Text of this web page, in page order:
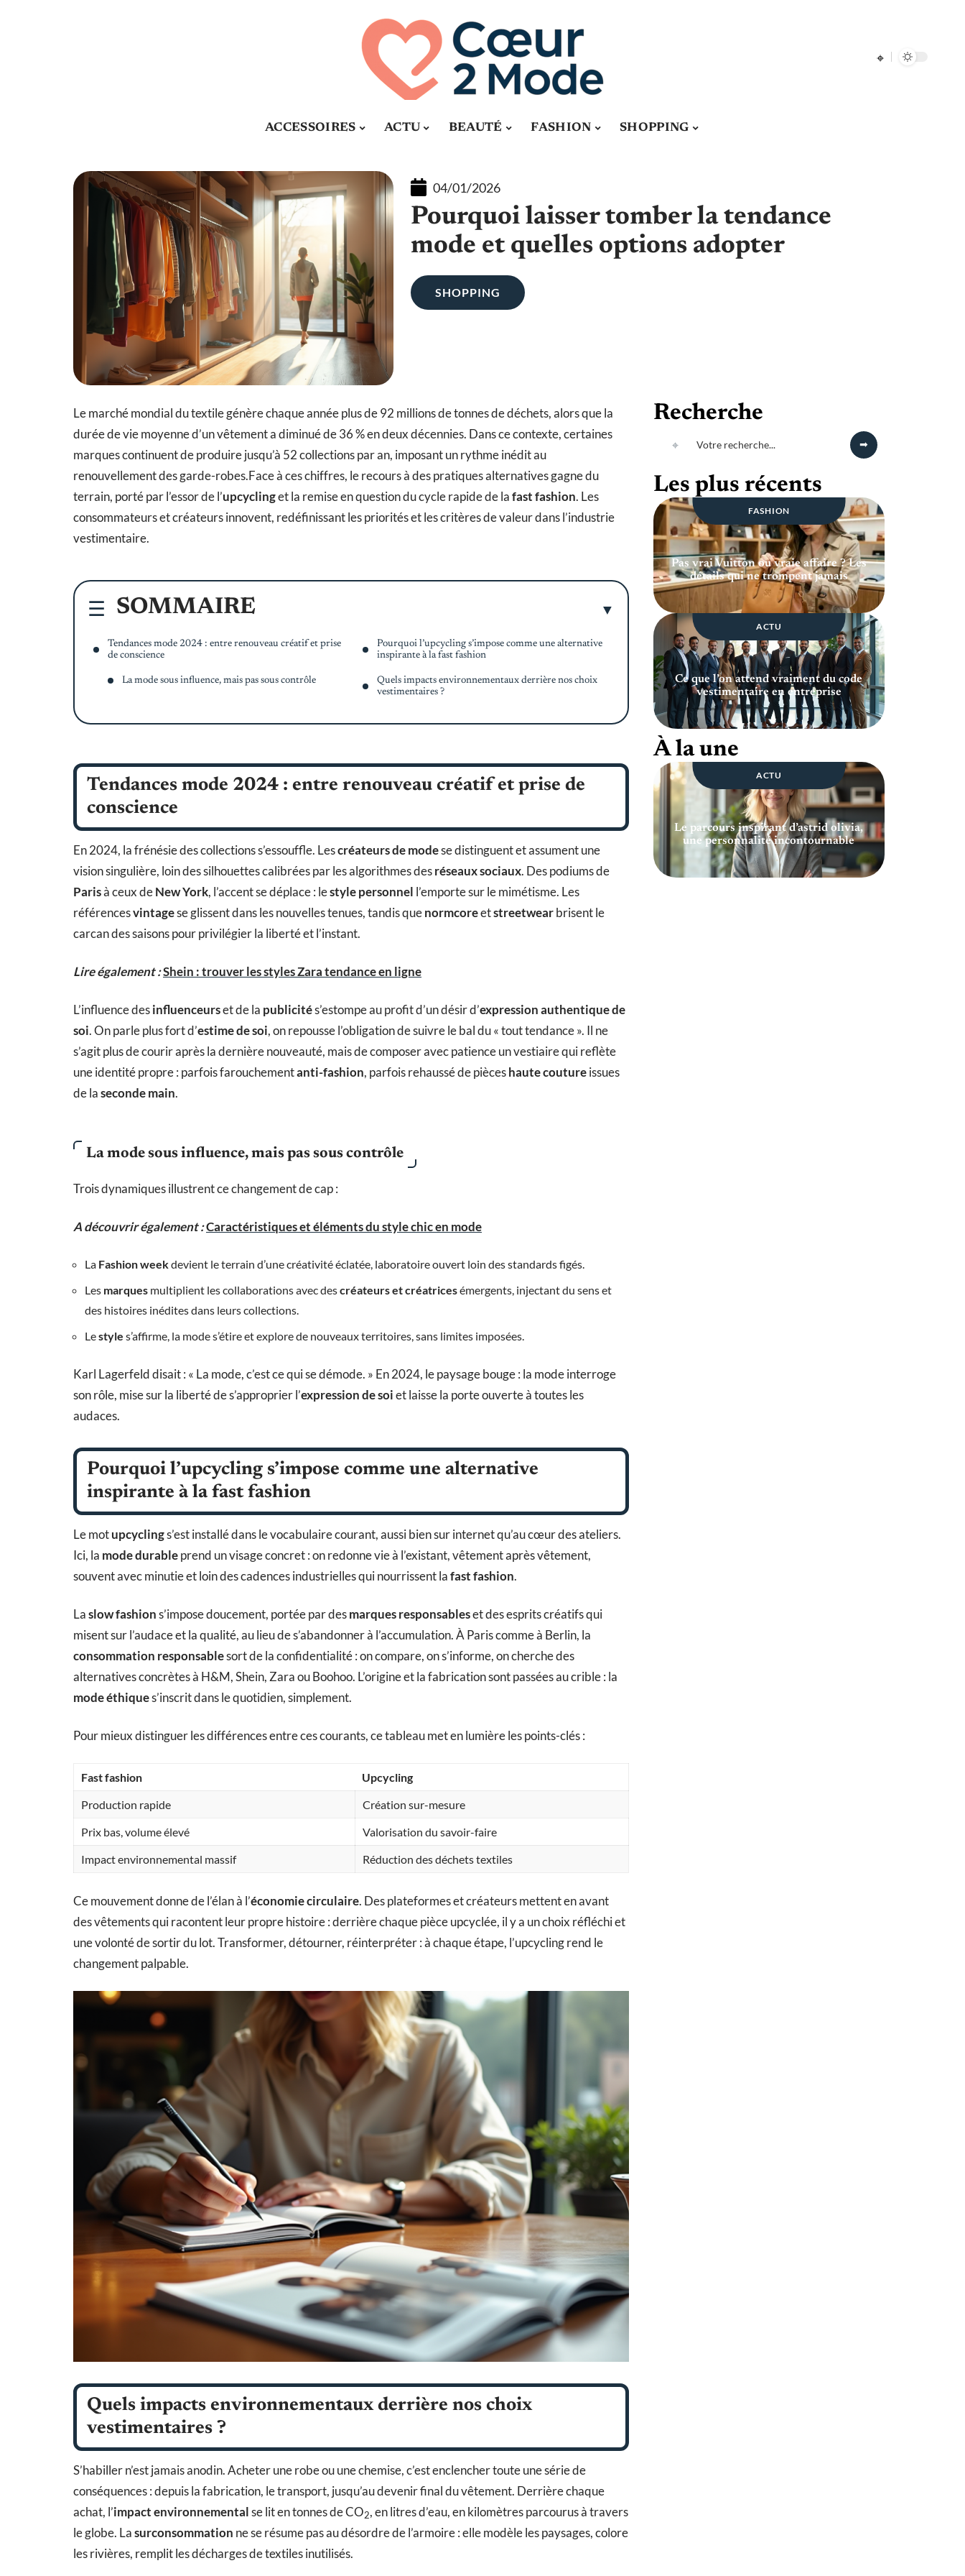
ACCESSOIRES ACTU BEAUTÉ FASHION SHOPPING
04/01/2026
Pourquoi laisser tomber la tendance
mode et quelles options adopter
SHOPPING
Le marché mondial du textile génère chaque année plus de 92 millions de tonnes de déchets, alors que la
durée de vie moyenne d’un vêtement a diminué de 36 % en deux décennies. Dans ce contexte, certaines
marques continuent de produire jusqu’à 52 collections par an, imposant un rythme inédit au
renouvellement des garde-robes.Face à ces chiffres, le recours à des pratiques alternatives gagne du
terrain, porté par l’essor de l’upcyclinget la remise en question du cycle rapide de lafast fashion. Les
consommateurs et créateurs innovent, redéfinissant les priorités et les critères de valeur dans l’industrie
vestimentaire.
SOMMAIRE
Tendances mode 2024 : entre renouveau créatif et prise
de conscience
La mode sous influence, mais pas sous contrôle
Pourquoi l’upcycling s’impose comme une alternative
inspirante à la fast fashion
Quels impacts environnementaux derrière nos choix
vestimentaires ?
Tendances mode 2024 : entre renouveau créatif et prise de
conscience
En 2024, la frénésie des collections s’essouffle. Lescréateurs de modese distinguent et assument une
vision singulière, loin des silhouettes calibrées par les algorithmes desréseaux sociaux. Des podiums de
Parisà ceux deNew York, l’accent se déplace : lestyle personnel l’emporte sur le mimétisme. Les
référencesvintagese glissent dans les nouvelles tenues, tandis quenormcoreetstreetwearbrisent le
carcan des saisons pour privilégier la liberté et l’instant.
Lire également :Shein : trouver les styles Zara tendance en ligne
L’influence desinfluenceurset de la publicités’estompe au profit d’un désir d’expression authentique de
soi. On parle plus fort d’estime de soi, on repousse l’obligation de suivre le bal du « tout tendance ». Il ne
s’agit plus de courir après la dernière nouveauté, mais de composer avec patience un vestiaire qui reflète
une identité propre : parfois farouchementanti-fashion, parfois rehaussé de pièceshaute coutureissues
de laseconde main.
La mode sous influence, mais pas sous contrôle
Trois dynamiques illustrent ce changement de cap :
A découvrir également :Caractéristiques et éléments du style chic en mode
La Fashion weekdevient le terrain d’une créativité éclatée, laboratoire ouvert loin des standards figés.
Les marques multiplient les collaborations avec descréateurs et créatricesémergents, injectant du sens et
des histoires inédites dans leurs collections.
Lestyle s’affirme, la mode s’étire et explore de nouveaux territoires, sans limites imposées.
Karl Lagerfeld disait : « La mode, c’est ce qui se démode. » En 2024, le paysage bouge : la mode interroge
son rôle, mise sur la liberté de s’approprier l’expression de soiet laisse la porte ouverte à toutes les
audaces.
Pourquoi l’upcycling s’impose comme une alternative
inspirante à lafast fashion
Le motupcyclings’est installé dans le vocabulaire courant, aussi bien sur internet qu’au cœur des ateliers.
Ici, la mode durableprend un visage concret : on redonne vie à l’existant, vêtement après vêtement,
souvent avec minutie et loin des cadences industrielles qui nourrissent lafast fashion.
Laslow fashions’impose doucement, portée par desmarques responsableset des esprits créatifs qui
misent sur l’audace et la qualité, au lieu de s’abandonner à l’accumulation. À Paris comme à Berlin, la
consommation responsablesort de la confidentialité : on compare, on s’informe, on cherche des
alternatives concrètes à H&M, Shein, Zara ou Boohoo. L’origine et la fabrication sont passées au crible : la
mode éthiques’inscrit dans le quotidien, simplement.
Pour mieux distinguer les différences entre ces courants, ce tableau met en lumière les points-clés :
Fast fashion
Upcycling
Production rapide
Création sur-mesure
Prix bas, volume élevé
Valorisation du savoir-faire
Impact environnemental massif
Réduction des déchets textiles
Ce mouvement donne de l’élan à l’économie circulaire. Des plateformes et créateurs mettent en avant
des vêtements qui racontent leur propre histoire : derrière chaque pièce upcyclée, il y a un choix réfléchi et
une volonté de sortir du lot. Transformer, détourner, réinterpréter : à chaque étape, l’upcycling rend le
changement palpable.
Quels impacts environnementaux derrière nos choix
vestimentaires ?
S’habiller n’est jamais anodin. Acheter une robe ou une chemise, c’est enclencher toute une série de
conséquences : depuis la fabrication, le transport, jusqu’au devenir final du vêtement. Derrière chaque
achat, l’impact environnementalse lit en tonnes de CO2, en litres d’eau, en kilomètres parcourus à travers
le globe. Lasurconsommation ne se résume pas au désordre de l’armoire : elle modèle les paysages, colore
les rivières, remplit les décharges de textiles inutilisés.
Recherche
Les plus récents
FASHION
Pas vrai Vuitton ou vraie affaire ? Les
détails qui ne trompent jamais
ACTU
Ce que l’on attend vraiment du code
vestimentaire en entreprise
À la une
ACTU
Le parcours inspirant d’astrid olivia,
une personnalité incontournable